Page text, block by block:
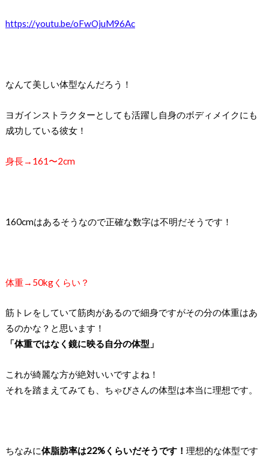
https://youtu.be/oFwOjuM96Ac
なんて美しい体型なんだろう！
ヨガインストラクターとしても活躍し 自身のボディメイクにも
成功している彼女！
身長→161〜2cm
160cmはあるそうなので正確な数字は不明だそうです！
体重→50kgくらい？
筋トレをしていて筋肉があるので細身ですがその分の体重はあ
るのかな？と思います！
「体重ではなく鏡に映る自分の体型」
これが綺麗な方が絶対いいですよね！
それを踏まえてみても、ちゃびさんの体型は本当に理想です。
ちなみに体脂肪率は22%くらいだそうです！ 理想的な体型です